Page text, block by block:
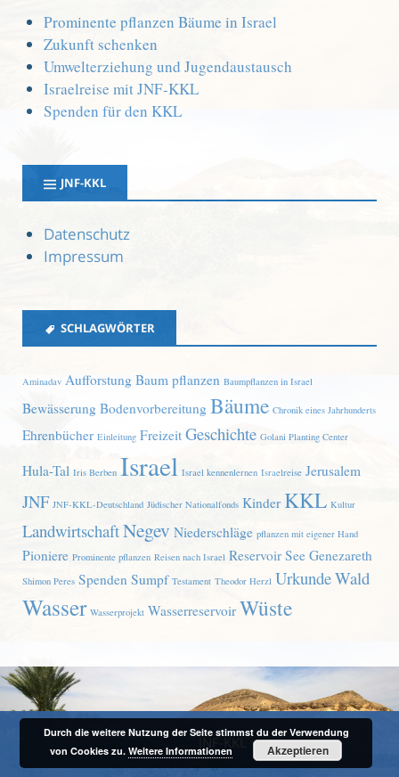
Prominente pflanzen Bäume in Israel
Zukunft schenken
Umwelterziehung und Jugendaustausch
Israelreise mit JNF-KKL
Spenden für den KKL
JNF-KKL
Datenschutz
Impressum
SCHLAGWÖRTER
Aminadav Aufforstung Baum pflanzen Baumpflanzen in Israel
Bewässerung Bodenvorbereitung Bäume Chronik eines Jahrhunderts
Ehrenbücher Einleitung Freizeit Geschichte Golani Planting Center
Hula-Tal Iris Berben Israel Israel kennenlernen Israelreise Jerusalem
JNF JNF-KKL-Deutschland Jüdischer Nationalfonds Kinder KKL Kultur
LandwirtschaftNegev Niederschläge pflanzen mit eigener Hand
Pioniere Prominente pflanzen Reisen nach Israel Reservoir See Genezareth
Shimon Peres Spenden Sumpf Testament Theodor Herzl UrkundeWald
Wasser Wasserprojekt Wasserreservoir Wüste
Copyright © 2026
. ID = 1776
Frontpage =
Durch die weitere Nutzung der Seite stimmst du der Verwendung
von Cookies zu.Weitere Informationen Akzeptieren